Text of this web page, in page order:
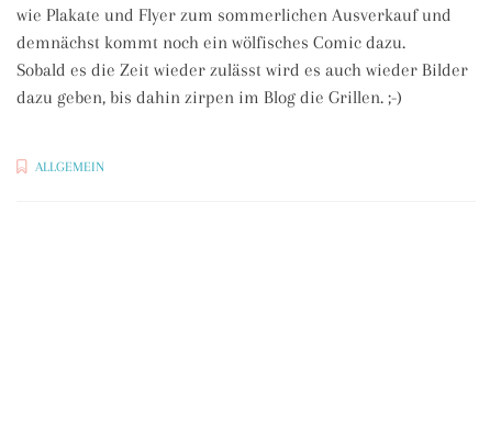
wie Plakate und Flyer zum sommerlichen Ausverkauf und
demnächst kommt noch ein wölfisches Comic dazu.
Sobald es die Zeit wieder zulässt wird es auch wieder Bilder
dazu geben, bis dahin zirpen im Blog die Grillen. ;-)
ALLGEMEIN